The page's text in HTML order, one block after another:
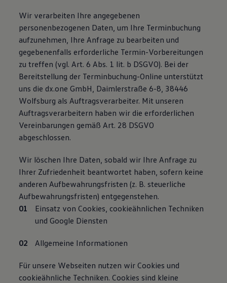
Wir verarbeiten Ihre angegebenen
personenbezogenen Daten, um Ihre Terminbuchung
aufzunehmen, Ihre Anfrage zu bearbeiten und
gegebenenfalls erforderliche Termin-Vorbereitungen
zu treffen (vgl. Art. 6 Abs. 1 lit. b DSGVO). Bei der
Bereitstellung der Terminbuchung-Online unterstützt
uns die dx.one GmbH, Daimlerstraße 6-8, 38446
Wolfsburg als Auftragsverarbeiter. Mit unseren
Auftragsverarbeitern haben wir die erforderlichen
Vereinbarungen gemäß Art. 28 DSGVO
abgeschlossen.
Wir löschen Ihre Daten, sobald wir Ihre Anfrage zu
Ihrer Zufriedenheit beantwortet haben, sofern keine
anderen Aufbewahrungsfristen (z. B. steuerliche
Aufbewahrungsfristen) entgegenstehen.
Einsatz von Cookies, cookieähnlichen Techniken
und Google Diensten
Allgemeine Informationen
Für unsere Webseiten nutzen wir Cookies und
cookieähnliche Techniken. Cookies sind kleine